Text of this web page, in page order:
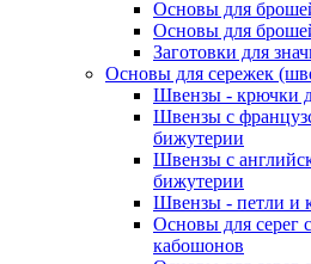
Основы для
Основы для
Заготовки для
Основы для сережек
Швензы - крючки
Швензы с
бижутерии
Швензы с
бижутерии
Швензы - петли и
Основы для серег
кабошонов